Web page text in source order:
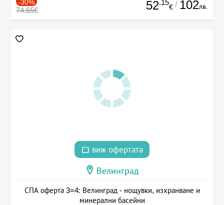
-30%
74.65€ 52.15
€ / 102лв.
виж офертата
Велинград
СПА оферта 3=4: Велинград - нощувки, изхранване и
минерални басейни